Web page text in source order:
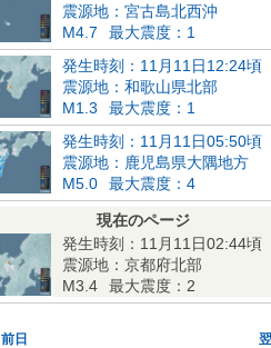
震源地：宮古島北西沖
M4.7
最大震度：1
発生時刻：11月11日12:24頃
震源地：和歌山県北部
M1.3
最大震度：1
発生時刻：11月11日05:50頃
震源地：鹿児島県大隅地方
M5.0
最大震度：4
現在のページ
発生時刻：11月11日02:44頃
震源地：京都府北部
M3.4
最大震度：2
前日